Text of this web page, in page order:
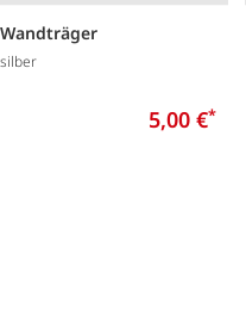
Wandträger
silber
5,00 €*